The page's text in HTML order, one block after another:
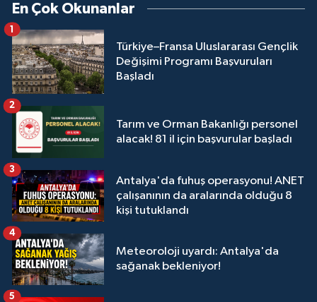
En Çok Okunanlar
Türkiye–Fransa Uluslararası Gençlik
Değişimi Programı Başvuruları
Başladı
1
Tarım ve Orman Bakanlığı personel
alacak! 81 il için başvurular başladı
2
Antalya'da fuhuş operasyonu! ANET
çalışanının da aralarında olduğu 8
kişi tutuklandı
3
Meteoroloji uyardı: Antalya'da
sağanak bekleniyor!
4
5